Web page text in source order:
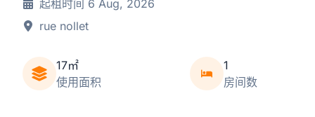
起租时间 6 Aug, 2026
rue nollet
17㎡
使用面积
1
房间数